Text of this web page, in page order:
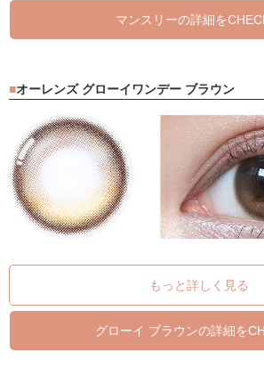
マンスリーの詳細を
オーレンズ グローイワンデー ブラウン
もっと詳しく見る
グローイ ブラウンの詳細を